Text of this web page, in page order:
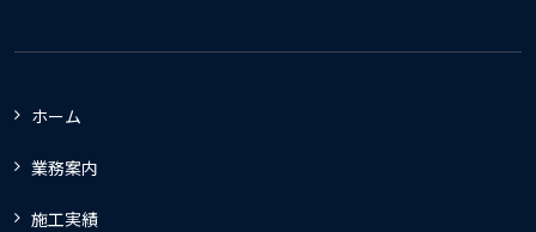
ホーム
業務案内
施工実績